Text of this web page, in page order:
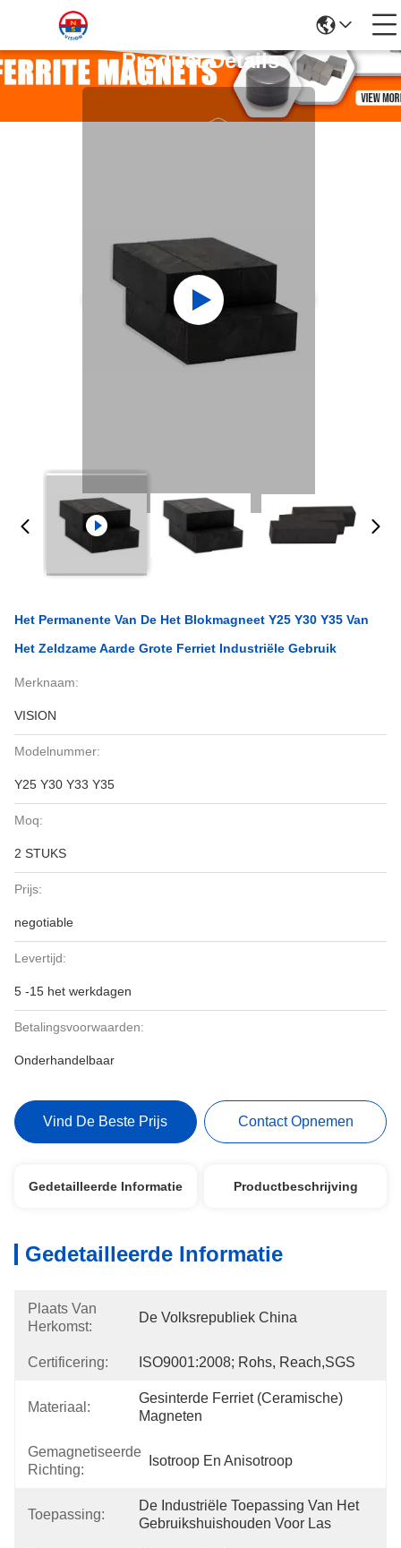
Product Details
Het Permanente Van De Het Blokmagneet Y25 Y30 Y35 Van
Het Zeldzame Aarde Grote Ferriet Industriële Gebruik
Merknaam:
VISION
Modelnummer:
Y25 Y30 Y33 Y35
Moq:
2 STUKS
Prijs:
negotiable
Levertijd:
5 -15 het werkdagen
Betalingsvoorwaarden:
Onderhandelbaar
Vind De Beste Prijs Contact Opnemen
Gedetailleerde Informatie Productbeschrijving
Gedetailleerde Informatie
Plaats Van
Herkomst:
De Volksrepubliek China
Certificering: ISO9001:2008; Rohs, Reach,SGS
Materiaal:
Gesinterde Ferriet (ceramische)
Magneten
Gemagnetiseerde
Richting:
Isotroop En Anisotroop
Toepassing:
De Industriële Toepassing Van Het
Gebruikshuishouden Voor Las